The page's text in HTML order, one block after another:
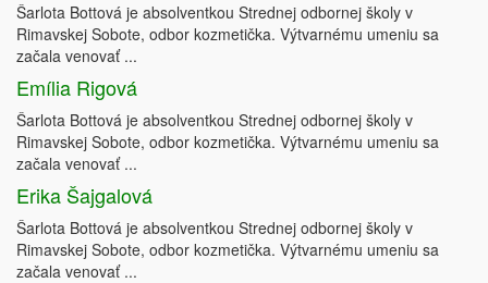
Šarlota Bottová je absolventkou Strednej odbornej školy v
Rimavskej Sobote, odbor kozmetička. Výtvarnému umeniu sa
začala venovať ...
Emília Rigová
Šarlota Bottová je absolventkou Strednej odbornej školy v
Rimavskej Sobote, odbor kozmetička. Výtvarnému umeniu sa
začala venovať ...
Erika Šajgalová
Šarlota Bottová je absolventkou Strednej odbornej školy v
Rimavskej Sobote, odbor kozmetička. Výtvarnému umeniu sa
začala venovať ...